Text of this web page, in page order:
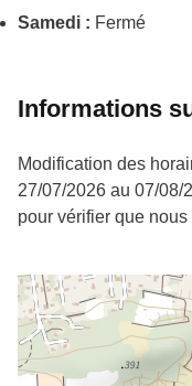
Samedi : Fermé
Informations
Modification des
27/07/2026 au 07/08/
pour vérifier que